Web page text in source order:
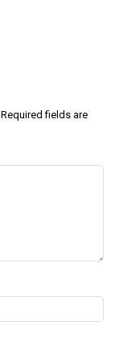
Required fields are